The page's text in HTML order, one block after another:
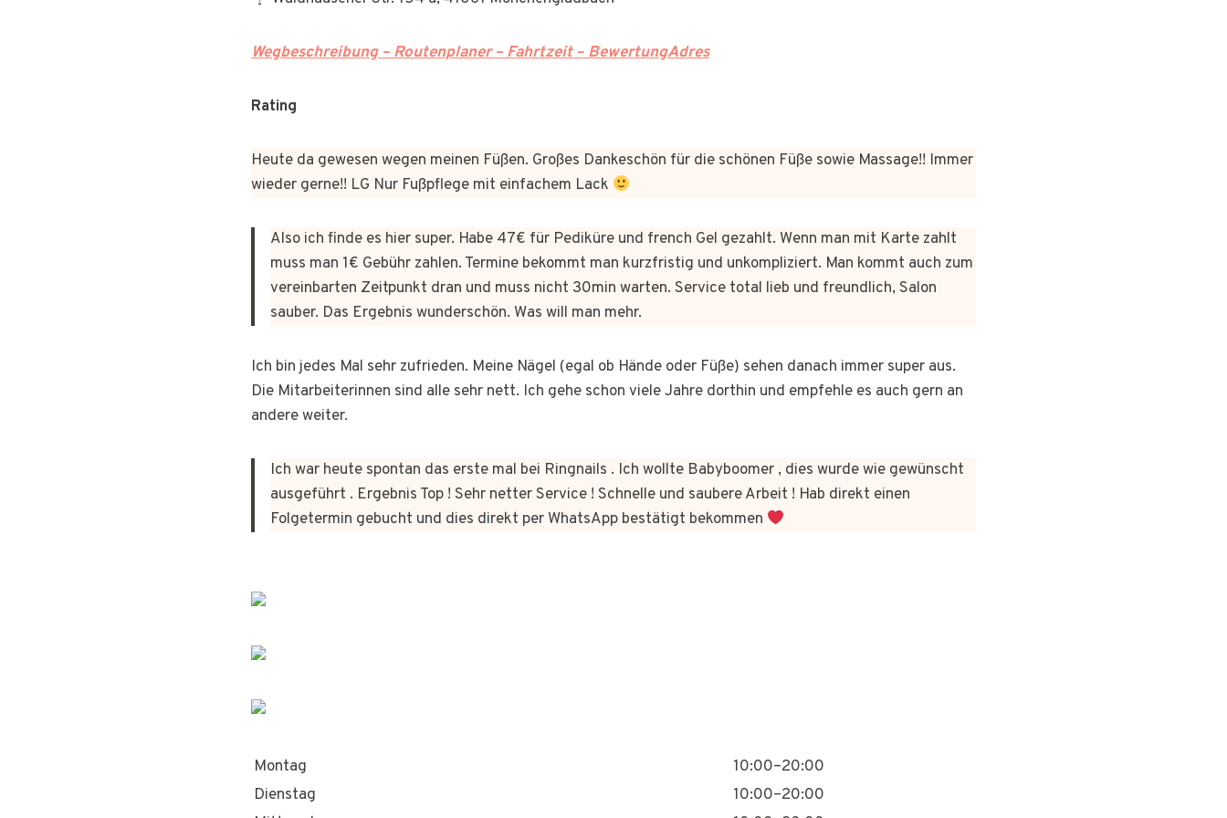
Wegbeschreibung – Routenplaner – Fahrtzeit – BewertungAdres
Rating
Heute da gewesen wegen meinen Füßen. Großes Dankeschön für die schönen Füße sowie Massage!! Immer
wieder gerne!! LG Nur Fußpflege mit einfachem Lack
Also ich finde es hier super. Habe 47€ für Pediküre und french Gel gezahlt. Wenn man mit Karte zahlt
muss man 1€ Gebühr zahlen. Termine bekommt man kurzfristig und unkompliziert. Man kommt auch zum
vereinbarten Zeitpunkt dran und muss nicht 30min warten. Service total lieb und freundlich, Salon
sauber. Das Ergebnis wunderschön. Was will man mehr.
Ich bin jedes Mal sehr zufrieden. Meine Nägel (egal ob Hände oder Füße) sehen danach immer super aus.
Die Mitarbeiterinnen sind alle sehr nett. Ich gehe schon viele Jahre dorthin und empfehle es auch gern an
andere weiter.
Ich war heute spontan das erste mal bei Ringnails . Ich wollte Babyboomer , dies wurde wie gewünscht
ausgeführt . Ergebnis Top ! Sehr netter Service ! Schnelle und saubere Arbeit ! Hab direkt einen
Folgetermin gebucht und dies direkt per WhatsApp bestätigt bekommen
Montag
10:00–20:00
Dienstag
10:00–20:00